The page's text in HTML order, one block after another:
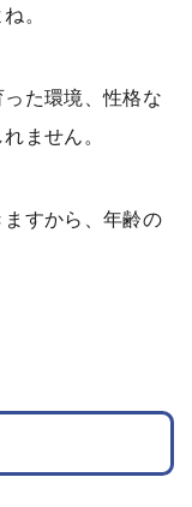
。
た環境、性格な
ません。
すから、年齢の